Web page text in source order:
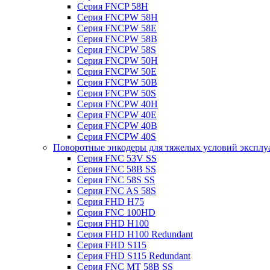
Серия FNCP 58H
Серия FNCPW 58H
Серия FNCPW 58E
Серия FNCPW 58B
Серия FNCPW 58S
Серия FNCPW 50H
Серия FNCPW 50E
Серия FNCPW 50B
Серия FNCPW 50S
Серия FNCPW 40H
Серия FNCPW 40E
Серия FNCPW 40B
Серия FNCPW 40S
Поворотные энкодеры для тяжелых условий
Серия FNC 53V SS
Серия FNC 58B SS
Серия FNC 58S SS
Серия FNC AS 58S
Серия FHD H75
Серия FNC 100HD
Серия FHD H100
Серия FHD H100 Redundant
Серия FHD S115
Серия FHD S115 Redundant
Серия FNC MT 58B SS